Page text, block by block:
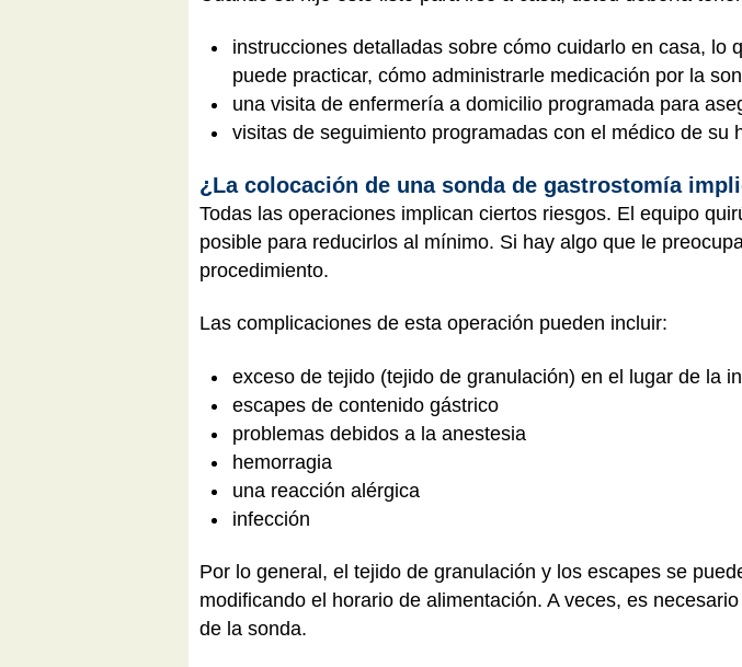
instrucciones detalladas sobre cómo cuidarlo en casa,
puede practicar, cómo administrarle medicación por la
una visita de enfermería a domicilio programada para
visitas de seguimiento programadas con el médico de
¿La colocación de una sonda de gastrostomía
Todas las operaciones implican ciertos riesgos. El equipo
posible para reducirlos al mínimo. Si hay algo que le
procedimiento.
Las complicaciones de esta operación pueden incluir:
exceso de tejido (tejido de granulación) en el lugar de la
escapes de contenido gástrico
problemas debidos a la anestesia
hemorragia
una reacción alérgica
infección
Por lo general, el tejido de granulación y los escapes se
modificando el horario de alimentación. A veces, es
de la sonda.